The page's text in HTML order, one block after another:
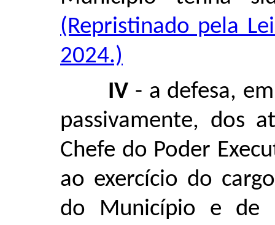
(Repristinado pela
2024.)
IV - a defesa,
passivamente, dos
Chefe do Poder
ao exercício do
do Município e de